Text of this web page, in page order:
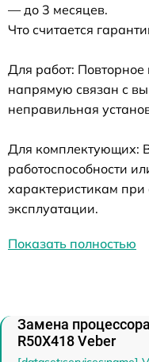
— до 3 месяцев.
Что считается
Для работ:
напрямую связан с
неправильная
Для комплектующих:
работоспособности
характеристикам
эксплуатации.
Показать полностью
Замена
R50X418 Veber